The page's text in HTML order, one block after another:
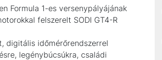
Formula 1-es versenypályájának
felszerelt SODI GT4-R
digitális időmérőrendszerrel
legénybúcsúkra, családi